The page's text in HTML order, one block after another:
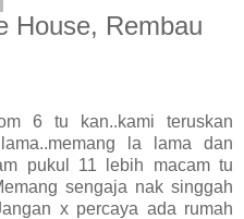
House, Rembau
6 tu kan..kami teruskan
la lama dan
pukul 11 lebih macam tu
sengaja nak singgah
x percaya ada rumah